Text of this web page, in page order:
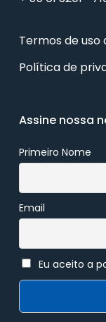
Termos de uso
Política de
Assine nossa
Primeiro Nome
Email
Eu aceito a